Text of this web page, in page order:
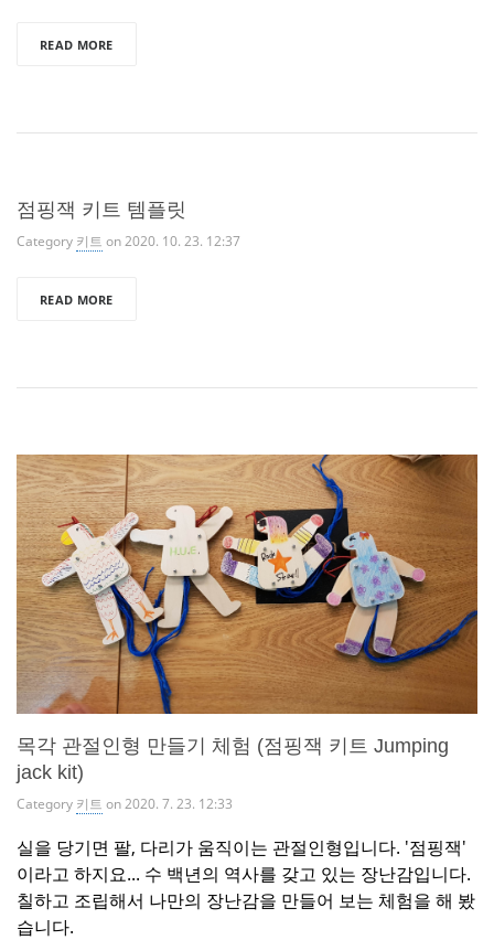
READ MORE
점핑잭 키트 템플릿
Category 키트 on 2020. 10. 23. 12:37
READ MORE
목각 관절인형 만들기 체험 (점핑잭 키트 Jumping
jack kit)
Category 키트 on 2020. 7. 23. 12:33
실을 당기면 팔, 다리가 움직이는 관절인형입니다. '점핑잭'
이라고 하지요... 수 백년의 역사를 갖고 있는 장난감입니다.
칠하고 조립해서 나만의 장난감을 만들어 보는 체험을 해 봤
습니다.